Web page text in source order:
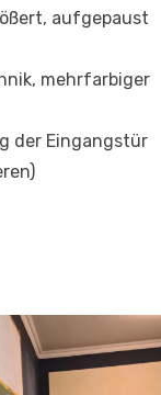
aufgepaust
mehrfarbiger
der Eingangstür